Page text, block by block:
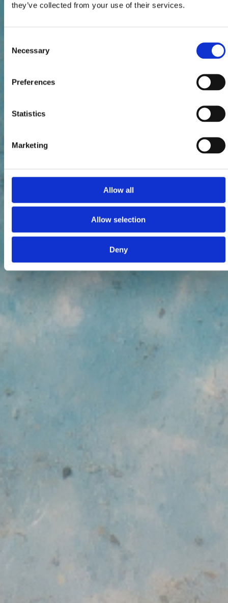
they’ve collected from your use of their services.
Selection
Necessary
Preferences
Statistics
Marketing
Allow all
Allow selection
Deny